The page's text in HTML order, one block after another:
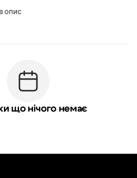
опис
що нічого немає